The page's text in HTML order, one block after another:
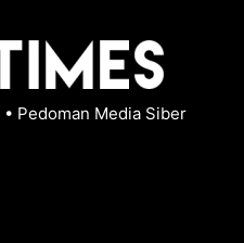
• Pedoman Media Siber